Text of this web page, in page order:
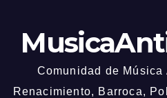
Comunidad de
Renacimiento, Barroca,